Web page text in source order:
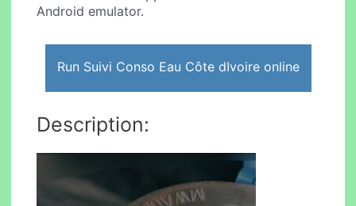
Android emulator.
Run Suivi Conso Eau Côte dIvoire online
Description: